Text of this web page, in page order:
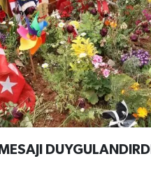
DUYGULANDIRDI